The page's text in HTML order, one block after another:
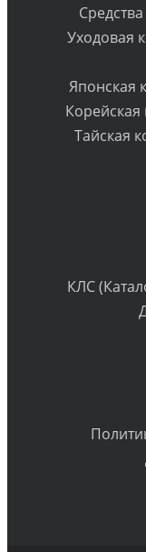
Уходовая
Японская
Тайская
КЛС